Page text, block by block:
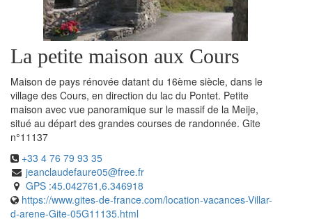
La petite maison aux Cours
Maison de pays rénovée datant du 16ème siècle, dans le
village des Cours, en direction du lac du Pontet. Petite
maison avec vue panoramique sur le massif de la Meije,
situé au départ des grandes courses de randonnée. Gite
n°11137
+33 4 76 79 93 35
jeanclaudefaure05@free.fr
GPS :45.042761,6.346918
https://www.gites-de-france.com/location-vacances-Villar-
d-arene-Gite-05G11135.html